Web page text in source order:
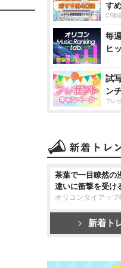
す
CS動
毎
ヒ
試
ン
プレ
茶葉で一目瞭然の
違いに衝撃を受け
オリコンタイアップ
新着ト